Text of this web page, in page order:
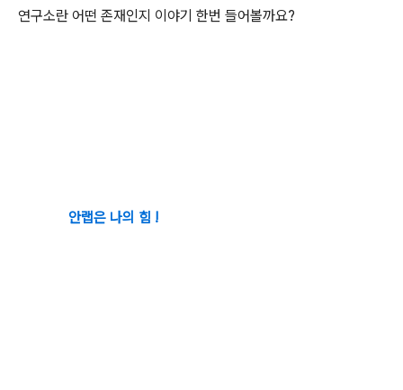
연구소란 어떤 존재인지 이야기 한번 들어볼까요?
안랩은 나의 힘 !